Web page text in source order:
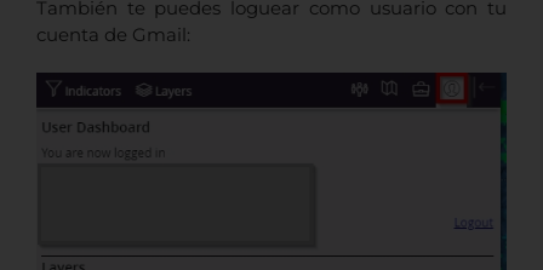
También te puedes loguear como usuario con tu
cuenta de Gmail: